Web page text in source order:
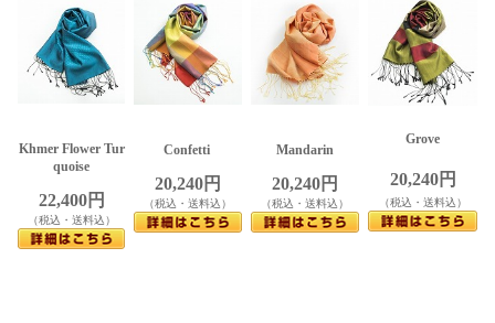
Khmer Flower Tur
quoise
22,400円
（税込・送料込）
Confetti
20,240円
（税込・送料込）
Mandarin
20,240円
（税込・送料込）
Grove
20,240円
（税込・送料込）